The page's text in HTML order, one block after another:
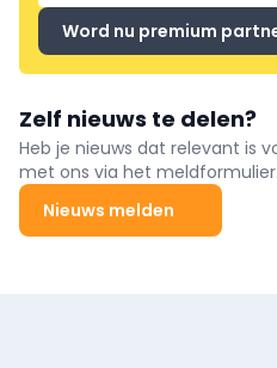
Word nu premium
Zelf nieuws te delen?
Heb je nieuws dat relevant is
met ons via het meldformulier.
Nieuws melden